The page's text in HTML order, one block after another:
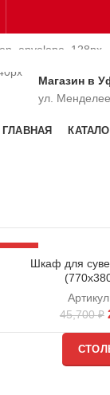
Магазин в
ул.
ГЛАВНАЯ
Шкаф для
45,700₽